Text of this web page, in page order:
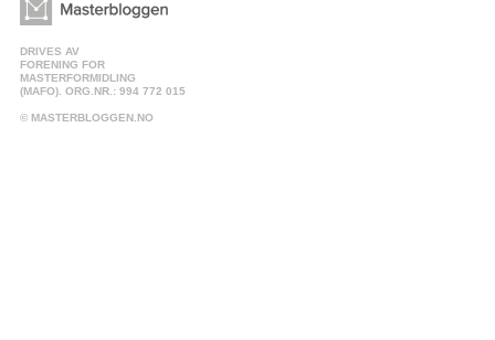
DRIVES AV
FORENING FOR
MASTERFORMIDLING
(MAFO). ORG.NR.: 994 772 015
© MASTERBLOGGEN.NO